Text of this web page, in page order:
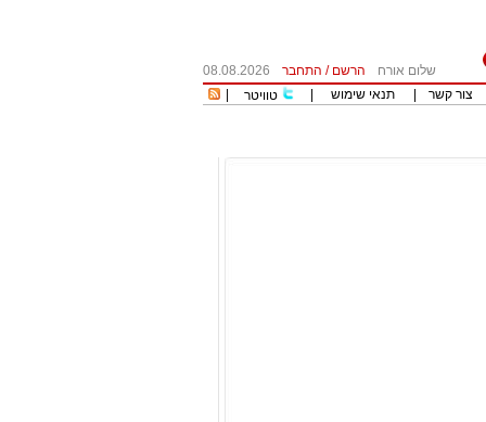
שלום אורח הרשם / התחבר
08.08.2026
צור קשר תנאי שימוש טוויטר